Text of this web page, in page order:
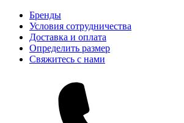
Бренды
Условия сотрудничества
Доставка и оплата
Определить размер
Свяжитесь с нами